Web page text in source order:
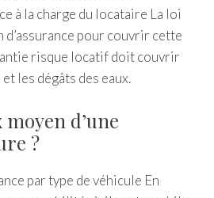
à la charge du locataire La loi
pour couvrir cette
risque locatif doit couvrir
les dégâts des eaux.
d’une
?
par type de véhicule En